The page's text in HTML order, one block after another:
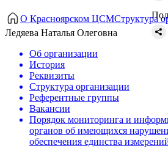
О Красноярском ЦСМСтруктура
Ледяева Наталья Олеговна
Об организации
История
Реквизиты
Структура организации
Референтные группы
Вакансии
Порядок мониторинга и
органов об имеющихся
обеспечения единства